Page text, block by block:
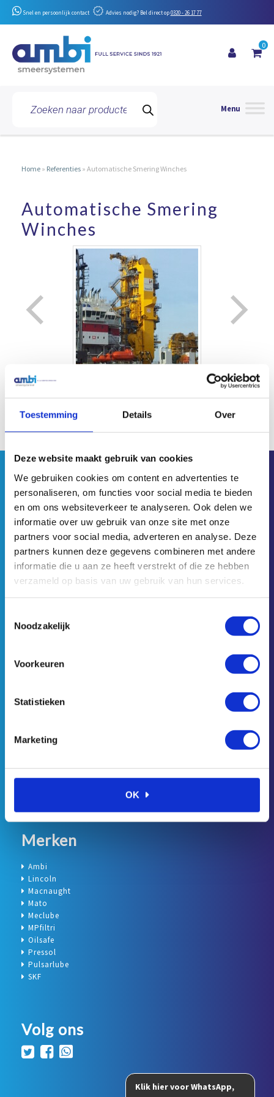
Toestemming Details Over
Deze website maakt gebruik van cookies
We gebruiken cookies om content en advertenties te
personaliseren, om functies voor social media te bieden
en om ons websiteverkeer te analyseren. Ook delen we
informatie over uw gebruik van onze site met onze
partners voor social media, adverteren en analyse. Deze
partners kunnen deze gegevens combineren met andere
informatie die u aan ze heeft verstrekt of die ze hebben
verzameld op basis van uw gebruik van hun services.
Noodzakelijk
Voorkeuren
Statistieken
Marketing
OK
Snel en persoonlijk contact Advies nodig? Bel direct op0320 - 26 17 77
zoeken
0
Home » Referenties » Automatische Smering Winches
AUTOMATISCHE
SMERING
WINCHES
Automatische Smering
Winches
Automatische Smering 12 stuks Aandrijfrondsels Traction
Winches
kolkweg 63
8243 PN Lelystad
0320 - 26 17 77
ambi@ambismeersystemen.nl
KvK: 39053597
BTW Nummer: NL801198458B01
Accessoires, leiding en koppelingen smeersystemen
Olie & Vetapparatuur div.
Retracta Slanghaspels
SKF Olie & Vet
SKF RecondOil Box & Oliefiltratie
Merken
Ambi
Lincoln
Macnaught
Mato
Meclube
MPfiltri
Oilsafe
Pressol
Pulsarlube
SKF
Volg ons